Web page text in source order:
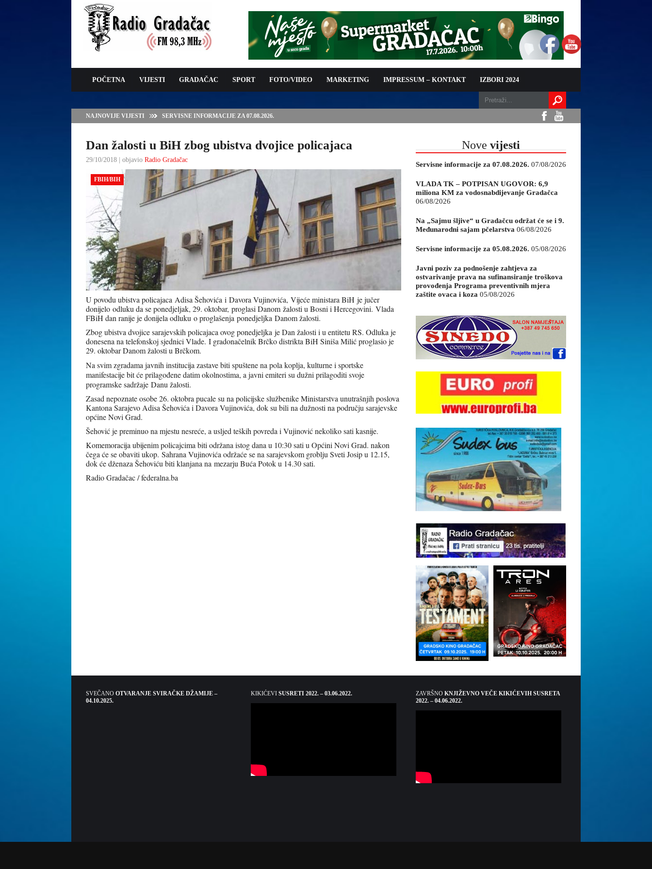
POČETNA VIJESTI GRADAČAC SPORT FOTO/VIDEO MARKETING IMPRESSUM – KONTAKT IZBORI 2024
NAJNOVIJE VIJESTI
VLADA TK – POTPISAN UGOVOR: 6,9 MILIONA KM ZA VODOSNABDIJEVANJE
GRADAČCA
Dan žalosti u BiH zbog ubistva dvojice policajaca
29/10/2018 | objavio Radio Gradačac
FBIH/BIH
U povodu ubistva policajaca Adisa Šehovića i Davora Vujinovića, Vijeće ministara BiH je jučer
donijelo odluku da se ponedjeljak, 29. oktobar, proglasi Danom žalosti u Bosni i Hercegovini. Vlada
FBiH dan ranije je donijela odluku o proglašenja ponedjeljka Danom žalosti.
Zbog ubistva dvojice sarajevskih policajaca ovog ponedjeljka je Dan žalosti i u entitetu RS. Odluka je
donesena na telefonskoj sjednici Vlade. I gradonačelnik Brčko distrikta BiH Siniša Milić proglasio je
29. oktobar Danom žalosti u Brčkom.
Na svim zgradama javnih institucija zastave biti spuštene na pola koplja, kulturne i sportske
manifestacije bit će prilagođene datim okolnostima, a javni emiteri su dužni prilagoditi svoje
programske sadržaje Danu žalosti.
Zasad nepoznate osobe 26. oktobra pucale su na policijske službenike Ministarstva unutrašnjih poslova
Kantona Sarajevo Adisa Šehovića i Davora Vujinovića, dok su bili na dužnosti na području sarajevske
općine Novi Grad.
Šehović je preminuo na mjestu nesreće, a usljed teških povreda i Vujinović nekoliko sati kasnije.
Komemoracija ubijenim policajcima biti održana istog dana u 10:30 sati u Općini Novi Grad. nakon
čega će se obaviti ukop. Sahrana Vujinovića održaće se na sarajevskom groblju Sveti Josip u 12.15,
dok će dženaza Šehoviću biti klanjana na mezarju Buća Potok u 14.30 sati.
Radio Gradačac / federalna.ba
Nove vijesti
Servisne informacije za 07.08.2026. 07/08/2026
VLADA TK – POTPISAN UGOVOR: 6,9
miliona KM za vodosnabdijevanje Gradačca
06/08/2026
Na „Sajmu šljive“ u Gradačcu održat će se i 9.
Međunarodni sajam pčelarstva 06/08/2026
Servisne informacije za 05.08.2026. 05/08/2026
Javni poziv za podnošenje zahtjeva za
ostvarivanje prava na sufinansiranje troškova
provođenja Programa preventivnih mjera
zaštite ovaca i koza 05/08/2026
SVEČANO OTVARANJE SVIRAČKE DŽAMIJE –
04.10.2025.
KIKIĆEVI SUSRETI 2022. – 03.06.2022. ZAVRŠNO KNJIŽEVNO VEČE KIKIĆEVIH SUSRETA
2022. – 04.06.2022.